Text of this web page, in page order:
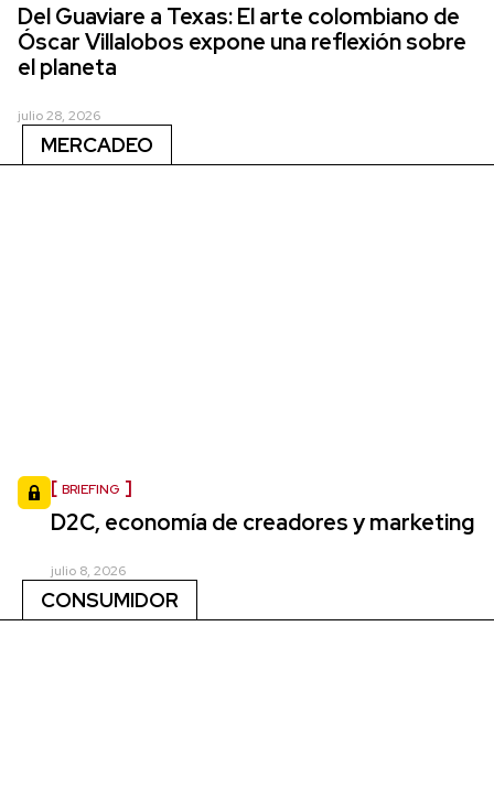
Del Guaviare a Texas: El arte colombiano de
Óscar Villalobos expone una reflexión sobre
el planeta
julio 28, 2026
MERCADEO
BRIEFING
D2C, economía de creadores y marketing
julio 8, 2026
CONSUMIDOR